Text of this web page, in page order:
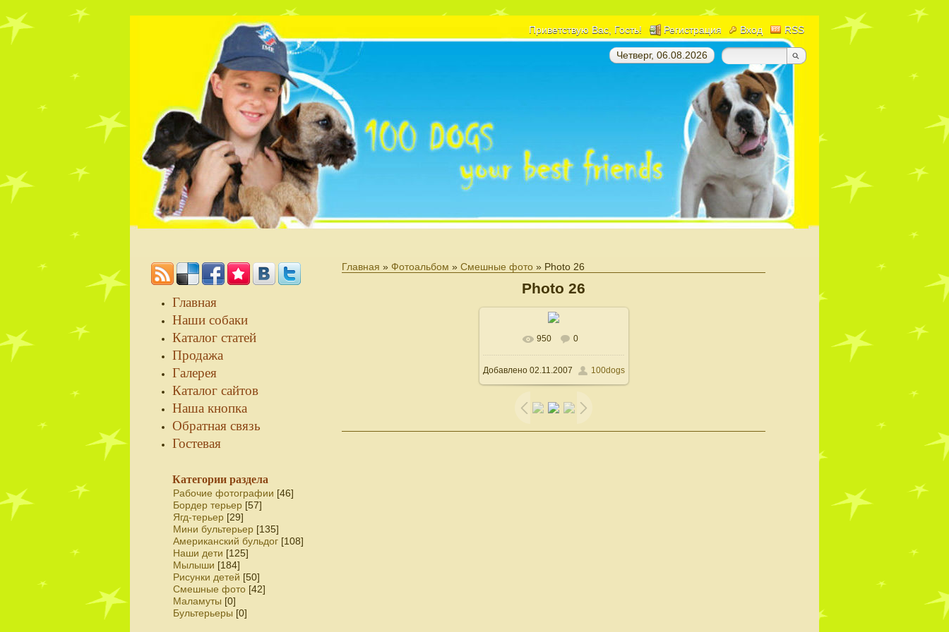
Приветствую Вас , Гость! Регистрация Вход RSS
Четверг, 06.08.2026
Главная » Фотоальбом » Смешные фото » Photo 26
Photo 26
В реальном размере
600x496/ 81.0Kb
950 0
Добавлено02.11.2007 100dogs
Главная
Наши собаки
Каталог статей
Продажа
Галерея
Каталог сайтов
Наша кнопка
Обратная связь
Гостевая
Категории раздела
Рабочие фотографии [46]
Бордер терьер [57]
Ягд-терьер [29]
Мини бультерьер [135]
Американский бульдог [108]
Наши дети [125]
Мылыши [184]
Рисунки детей [50]
Смешные фото [42]
Маламуты [0]
Бультерьеры [0]